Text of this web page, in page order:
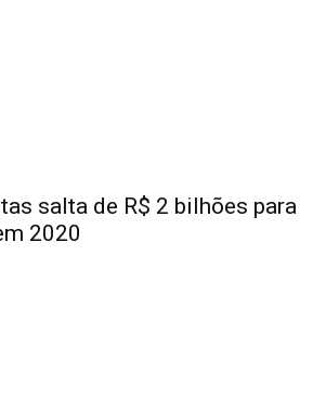
salta de R$ 2 bilhões para
2020